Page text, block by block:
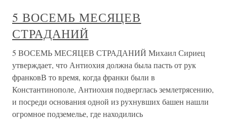
5 ВОСЕМЬ МЕСЯЦЕВ
СТРАДАНИЙ
5 ВОСЕМЬ МЕСЯЦЕВ СТРАДАНИЙ Михаил Сириец
утверждает, что Антиохия должна была пасть от рук
франковВ то время, когда франки были в
Константинополе, Антиохия подверглась землетрясению,
и посреди основания одной из рухнувших башен нашли
огромное подземелье, где находились